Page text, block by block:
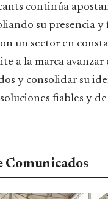
continúa
su presencia
un sector en
a la marca
y consolidar su
fiables y
Comunicados